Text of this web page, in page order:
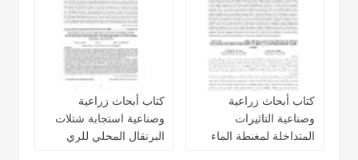
كتاب أبحاث زراعية
وصناعية التاثيرات
المتداخلة لمغنطة الماء
كتاب أبحاث زراعية
وصناعية استجابة شتلات
البرتقال المحلي للري